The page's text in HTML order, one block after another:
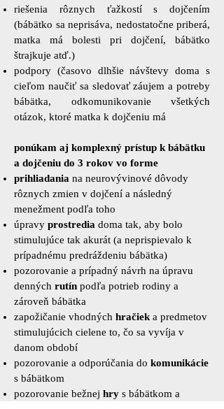
riešenia rôznych ťažkostí s dojčením
(bábätko sa neprisáva, nedostatočne priberá,
matka má bolesti pri dojčení, bábätko
štrajkuje atď.)
podpory (časovo dlhšie návštevy doma s
cieľom naučiť sa sledovať záujem a potreby
bábätka, odkomunikovanie všetkých
otázok, ktoré matka k dojčeniu má
ponúkam aj komplexný prístup k bábätku
a dojčeniu do 3 rokov vo forme
prihliadania na neurovývinové ​dôvody
rôznych zmien v dojčení a následný
menežment podľa toho
úpravy prostredia doma tak, aby bolo
stimulujúce tak akurát (a neprispievalo k
prípadnému predráždeniu bábätka)
pozorovanie a prípadný návrh na úpravu
denných rutín podľa potrieb rodiny a
zároveň bábätka
zapožičanie vhodných hračiek a predmetov
stimulujúcich cielene to, čo sa vyvíja v
danom období
pozorovanie a odporúčania do komunikácie
s bábätkom
pozorovanie bežnej hry s bábätkom a